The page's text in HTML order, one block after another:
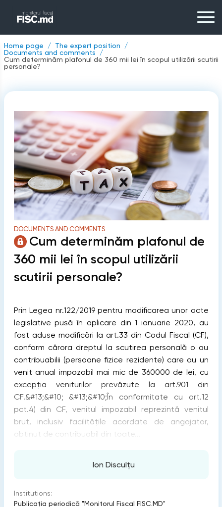
Home page
The expert position
Documents and comments
Cum determinăm plafonul de 360 mii lei în scopul utilizării scutirii
personale?
DOCUMENTS AND COMMENTS
Cum determinăm plafonul de
360 mii lei în scopul utilizării
scutirii personale?
Prin Legea nr.122/2019 pentru modificarea unor acte
legislative pusă în aplicare din 1 ianuarie 2020, au
fost aduse modificări la art.33 din Codul Fiscal (CF),
conform cărora dreptul la scutirea personală o au
contribuabilii (persoane fizice rezidente) care au un
venit anual impozabil mai mic de 360000 de lei, cu
excepția veniturilor prevăzute la art.901 din
CF.&#13;&#10; &#13;&#10;În conformitate cu art.12
pct.4) din CF, venitul impozabil reprezintă venitul
brut, inclusiv facilitățile acordate de angajator,
obținut de contribuabil din toate...
Ion Disculțu
Institutions:
Publicaţia periodică "Monitorul Fiscal FISC.MD"